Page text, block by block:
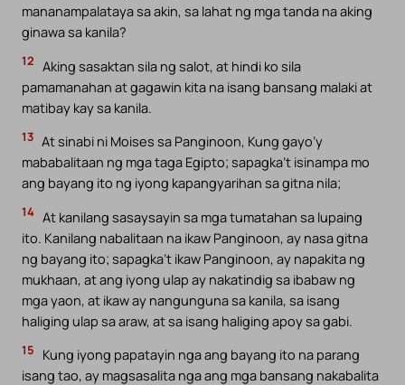
mananampalataya sa akin, sa lahat ng mga tanda na aking
ginawa sa kanila?
12 Aking sasaktan sila ng salot, at hindi ko sila
pamamanahan at gagawin kita na isang bansang malaki at
matibay kay sa kanila.
13 At sinabi ni Moises sa Panginoon, Kung gayo’y
mababalitaan ng mga taga Egipto; sapagka’t isinampa mo
ang bayang ito ng iyong kapangyarihan sa gitna nila;
14 At kanilang sasaysayin sa mga tumatahan sa lupaing
ito. Kanilang nabalitaan na ikaw Panginoon, ay nasa gitna
ng bayang ito; sapagka’t ikaw Panginoon, ay napakita ng
mukhaan, at ang iyong ulap ay nakatindig sa ibabaw ng
mga yaon, at ikaw ay nangunguna sa kanila, sa isang
haliging ulap sa araw, at sa isang haliging apoy sa gabi.
15
Kung iyong papatayin nga ang bayang ito na parang
isang tao, ay magsasalita nga ang mga bansang nakabalita